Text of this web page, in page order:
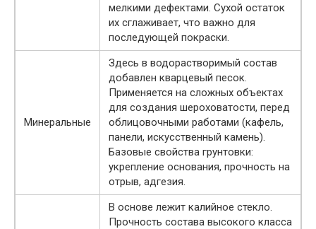
мелкими дефектами. Сухой остаток
их сглаживает, что важно для
последующей покраски.
Минеральные
Здесь в водорастворимый состав
добавлен кварцевый песок.
Применяется на сложных объектах
для создания шероховатости, перед
облицовочными работами (кафель,
панели, искусственный камень).
Базовые свойства грунтовки:
укрепление основания, прочность на
отрыв, адгезия.
В основе лежит калийное стекло.
Прочность состава высокого класса